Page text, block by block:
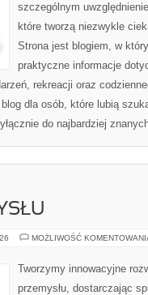
szczególnym
które tworzą niezwykle
Strona jest blogiem, w
praktyczne informacje
rekreacji oraz
dla osób, które lubią
do najbardziej
MOŻLIWOŚĆ
Tworzymy innowacyjne
przemysłu, dostarczając